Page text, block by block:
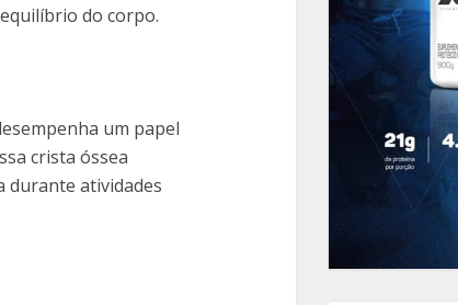
do corpo.
um papel
crista óssea
durante atividades